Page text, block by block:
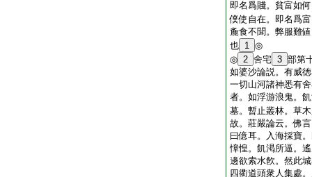
即名爲賤。貧富如
僕使自在。即名爲
麁食不聞。弊服難
也 1 ◎
◎ 2 舍宅 3 部第
如婆沙論説。有威
一切山河諸神悉有
者。如浮游浪鬼。
墓。暫止叢林。草
故。莊嚴論云。佛
曰億耳。入海採寶
慞惶。飢渇所逼。
邊欲索水飮。然此
四衢道頭衆人集處